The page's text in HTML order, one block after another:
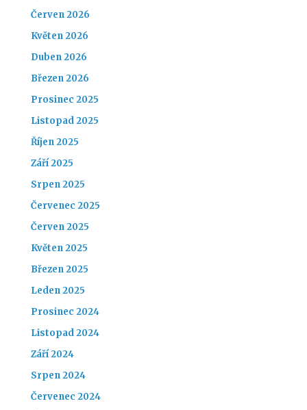
Červen 2026
Květen 2026
Duben 2026
Březen 2026
Prosinec 2025
Listopad 2025
Říjen 2025
Září 2025
Srpen 2025
Červenec 2025
Červen 2025
Květen 2025
Březen 2025
Leden 2025
Prosinec 2024
Listopad 2024
Září 2024
Srpen 2024
Červenec 2024